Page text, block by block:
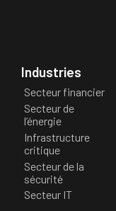
Industries
Secteur financier
Secteur de
l’énergie
Infrastructure
critique
Secteur de la
sécurité
Secteur IT